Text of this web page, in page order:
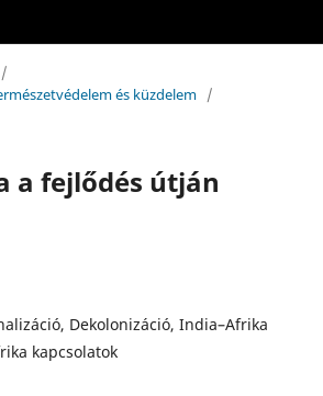
/
és küzdelem /
a fejlődés útján
Dekolonizáció, India–Afrika
kapcsolatok